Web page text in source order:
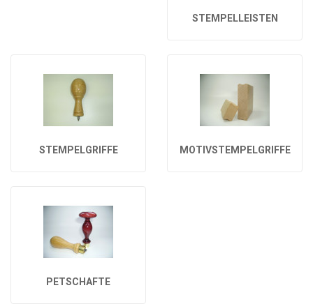
STEMPELLEISTEN
STEMPELGRIFFE MOTIVSTEMPELGRIFFE
PETSCHAFTE